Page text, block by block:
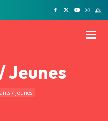
Jeunes
/ Jeunes